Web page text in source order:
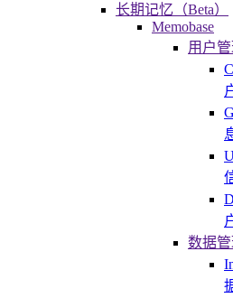
长期记忆（Beta）
Memobase
用户
数据